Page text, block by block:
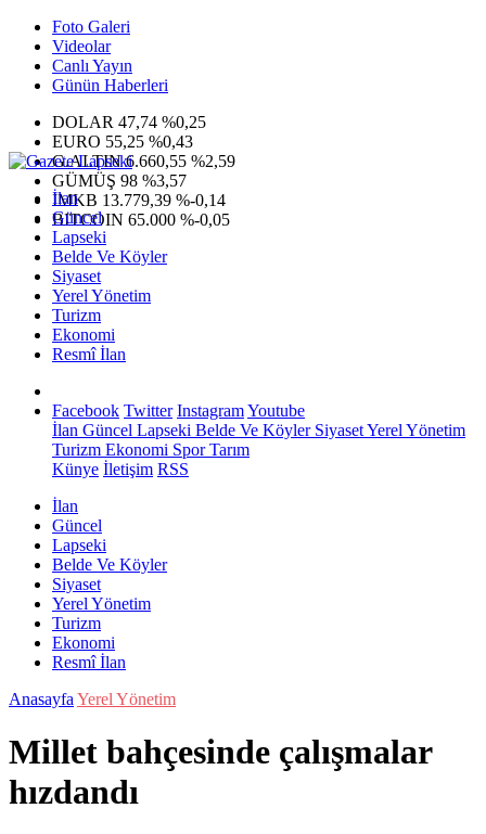
Foto Galeri
Videolar
Canlı Yayın
Günün Haberleri
DOLAR 47,74 %0,25
EURO 55,25 %0,43
G.ALTIN6.660,55 %2,59
GÜMÜŞ 98 %3,57
IMKB 13.779,39 %-0,14
BITCOIN 65.000 %-0,05
İlan
Güncel
Lapseki
Belde Ve Köyler
Siyaset
Yerel Yönetim
Turizm
Ekonomi
Resmî İlan
Facebook Twitter InstagramYoutube
İlan Güncel Lapseki Belde Ve KöylerSiyasetYerel Yönetim
Turizm Ekonomi SporTarım
Künye İletişim RSS
İlan
Güncel
Lapseki
Belde Ve Köyler
Siyaset
Yerel Yönetim
Turizm
Ekonomi
Resmî İlan
Anasayfa Yerel Yönetim
Millet bahçesinde çalışmalar
hızdandı